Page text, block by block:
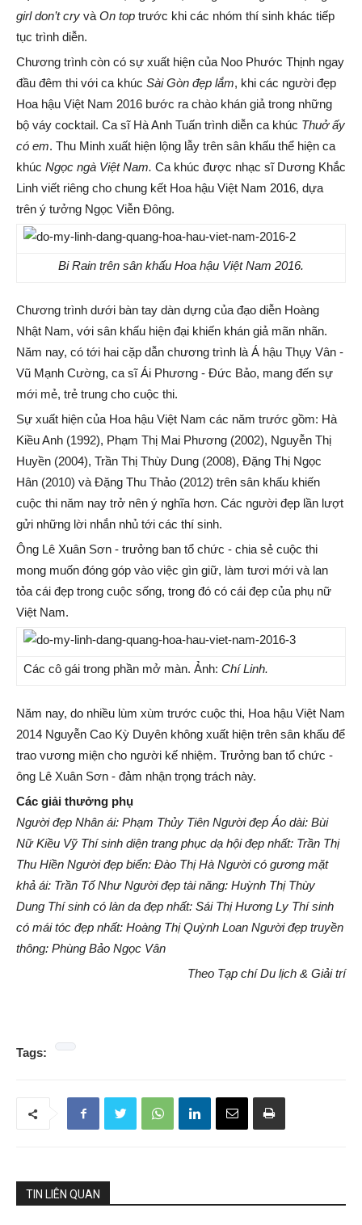
girl don’t cry và On top trước khi các nhóm thí sinh khác tiếp
tục trình diễn.
Chương trình còn có sự xuất hiện của Noo Phước Thịnh ngay
đầu đêm thi với ca khúc Sài Gòn đẹp lắm, khi các người đẹp
Hoa hậu Việt Nam 2016 bước ra chào khán giả trong những
bộ váy cocktail. Ca sĩ Hà Anh Tuấn trình diễn ca khúc Thuở ấy
có em. Thu Minh xuất hiện lộng lẫy trên sân khấu thể hiện ca
khúc Ngọc ngà Việt Nam. Ca khúc được nhạc sĩ Dương Khắc
Linh viết riêng cho chung kết Hoa hậu Việt Nam 2016, dựa
trên ý tưởng Ngọc Viễn Đông.
Bi Rain trên sân khấu Hoa hậu Việt Nam 2016.
Chương trình dưới bàn tay dàn dựng của đạo diễn Hoàng
Nhật Nam, với sân khấu hiện đại khiến khán giả mãn nhãn.
Năm nay, có tới hai cặp dẫn chương trình là Á hậu Thụy Vân -
Vũ Mạnh Cường, ca sĩ Ái Phương - Đức Bảo, mang đến sự
mới mẻ, trẻ trung cho cuộc thi.
Sự xuất hiện của Hoa hậu Việt Nam các năm trước gồm: Hà
Kiều Anh (1992), Phạm Thị Mai Phương (2002), Nguyễn Thị
Huyền (2004), Trần Thị Thùy Dung (2008), Đặng Thị Ngọc
Hân (2010) và Đặng Thu Thảo (2012) trên sân khấu khiến
cuộc thi năm nay trở nên ý nghĩa hơn. Các người đẹp lần lượt
gửi những lời nhắn nhủ tới các thí sinh.
Ông Lê Xuân Sơn - trưởng ban tổ chức - chia sẻ cuộc thi
mong muốn đóng góp vào việc gìn giữ, làm tươi mới và lan
tỏa cái đẹp trong cuộc sống, trong đó có cái đẹp của phụ nữ
Việt Nam.
Các cô gái trong phần mở màn. Ảnh: Chí Linh.
Năm nay, do nhiều lùm xùm trước cuộc thi, Hoa hậu Việt Nam
2014 Nguyễn Cao Kỳ Duyên không xuất hiện trên sân khấu để
trao vương miện cho người kế nhiệm. Trưởng ban tổ chức -
ông Lê Xuân Sơn - đảm nhận trọng trách này.
Các giải thưởng phụ
Người đẹp Nhân ái: Phạm Thủy Tiên Người đẹp Áo dài: Bùi
Nữ Kiều Vỹ Thí sinh diện trang phục dạ hội đẹp nhất: Trần Thị
Thu Hiền Người đẹp biển: Đào Thị Hà Người có gương mặt
khả ái: Trần Tố Như Người đẹp tài năng: Huỳnh Thị Thùy
Dung Thí sinh có làn da đẹp nhất: Sái Thị Hương Ly Thí sinh
có mái tóc đẹp nhất: Hoàng Thị Quỳnh Loan Người đẹp truyền
thông: Phùng Bảo Ngọc Vân
Theo Tạp chí Du lịch & Giải trí
Tags:
TIN LIÊN QUAN